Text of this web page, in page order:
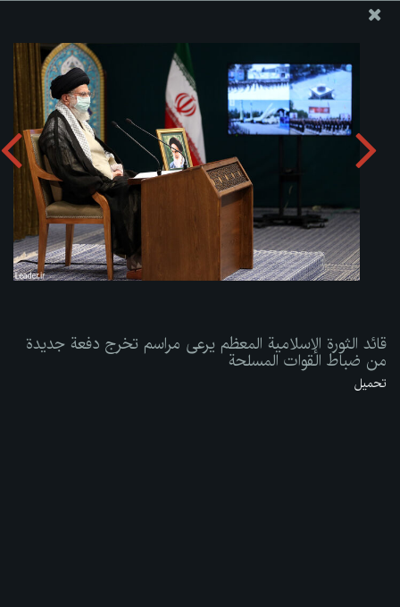
قائد الثورة الإسلامية المعظم يرعى مراسم تخرج دفعة جديدة من
ضباط القوات المسلحة
تحميل الألبوم:zip
قائد الثورة الإسلامية المعظم يرعى مراسم تخرج دفعة جديدة
من ضباط القوات المسلحة
تحميل